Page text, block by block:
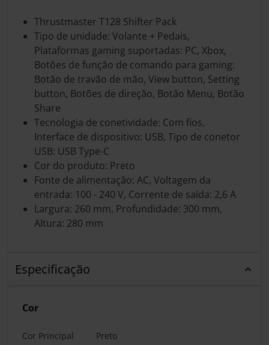
Thrustmaster T128 Shifter Pack
Tipo de unidade: Volante + Pedais,
Plataformas gaming suportadas: PC, Xbox,
Botões de função de comando para gaming:
Botão de travão de mão, View button, Setting
button, Botões de direção, Botão Menu, Botão
Share
Tecnologia de conetividade: Com fios,
Interface de dispositivo: USB, Tipo de conetor
USB: USB Type-C
Cor do produto: Preto
Fonte de alimentação: AC, Voltagem da
entrada: 100 - 240 V, Corrente de saída: 2,6 A
Largura: 260 mm, Profundidade: 300 mm,
Altura: 280 mm
Especificação
Cor
Cor Principal Preto